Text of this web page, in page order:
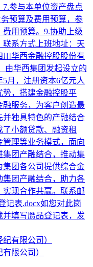
参与本单位资产盘点
预算及费用预算，参
用预算。9.协助上级
系方式上班地址：天
华西金融控股股份有
由华西集团发起设立的
月，注册资本6亿元人
势，搭建金融控股平
融服务，为客户创造最
并独具特色的产融结合
小额贷款、融资租
理等业务模式，面向
团产融结合，推动集
集团各公司提供综合金
集团产融结合，助力各
现合作共赢。联系邮
记表.docx如您对此岗
填写赝品登记表，发
限公司）